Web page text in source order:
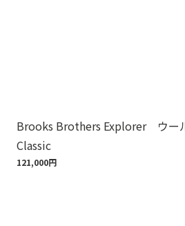
Brooks Brothers Explorer ウ
Classic
121,000円